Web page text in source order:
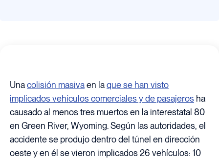
Unacolisión masivaen laque se han visto
implicados vehículos comerciales y de pasajeros ha
causado al menos tres muertos en la interestatal 80
en Green River, Wyoming. Según las autoridades, el
accidente se produjo dentro del túnel en dirección
oeste y en él se vieron implicados 26 vehículos: 10